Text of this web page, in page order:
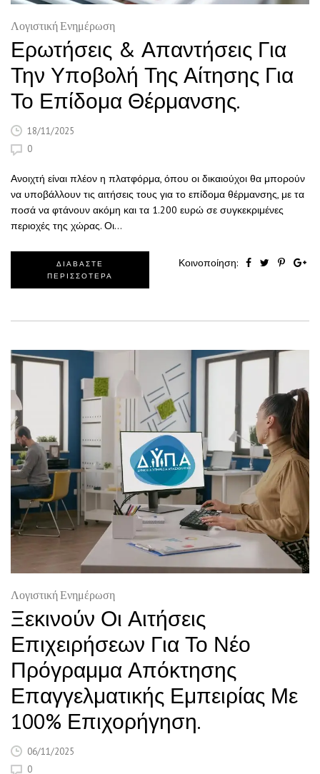
Λογιστική Ενημέρωση
Ερωτήσεις & Απαντήσεις Για
Την Υποβολή Της Αίτησης Για
Το Επίδομα Θέρμανσης.
18/11/2025
0
Ανοιχτή είναι πλέον η πλατφόρμα, όπου οι δικαιούχοι θα μπορούν
να υποβάλλουν τις αιτήσεις τους για το επίδομα θέρμανσης, με τα
ποσά να φτάνουν ακόμη και τα 1.200 ευρώ σε συγκεκριμένες
περιοχές της χώρας. Οι…
ΔΙΑΒΑΣΤΕ
ΠΕΡΙΣΣΟΤΕΡΑ
Κοινοποίηση:
Λογιστική Ενημέρωση
Ξεκινούν Οι Αιτήσεις
Επιχειρήσεων Για Το Νέο
Πρόγραμμα Απόκτησης
Επαγγελματικής Εμπειρίας Με
100% Επιχορήγηση.
06/11/2025
0